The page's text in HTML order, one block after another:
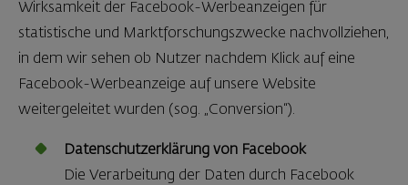
Wirksamkeit der Facebook-Werbeanzeigen für
statistische und Marktforschungszwecke nachvollziehen,
in dem wir sehen ob Nutzer nachdem Klick auf eine
Facebook-Werbeanzeige auf unsere Website
weitergeleitet wurden (sog. „Conversion“).
Datenschutzerklärung von Facebook
Die Verarbeitung der Daten durch Facebook